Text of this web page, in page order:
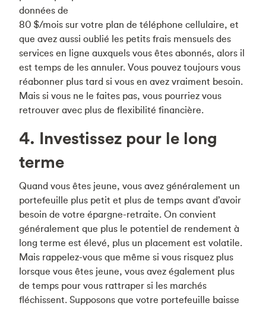
données de
80 $/mois sur votre plan de téléphone cellulaire, et
que avez aussi oublié les petits frais mensuels des
services en ligne auxquels vous êtes abonnés, alors il
est temps de les annuler. Vous pouvez toujours vous
réabonner plus tard si vous en avez vraiment besoin.
Mais si vous ne le faites pas, vous pourriez vous
retrouver avec plus de flexibilité financière.
4. Investissez pour le long
terme
Quand vous êtes jeune, vous avez généralement un
portefeuille plus petit et plus de temps avant d’avoir
besoin de votre épargne-retraite. On convient
généralement que plus le potentiel de rendement à
long terme est élevé, plus un placement est volatile.
Mais rappelez-vous que même si vous risquez plus
lorsque vous êtes jeune, vous avez également plus
de temps pour vous rattraper si les marchés
fléchissent. Supposons que votre portefeuille baisse